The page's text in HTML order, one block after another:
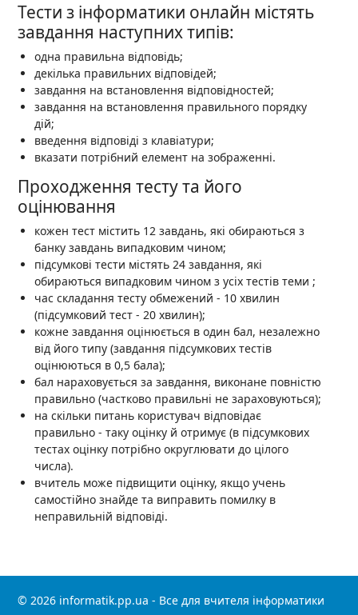
Тести з інформатики онлайн містять
завдання наступних типів:
одна правильна відповідь;
декілька правильних відповідей;
завдання на встановлення відповідностей;
завдання на встановлення правильного порядку
дій;
введення відповіді з клавіатури;
вказати потрібний елемент на зображенні.
Проходження тесту та його
оцінювання
кожен тест містить 12 завдань, які обираються з
банку завдань випадковим чином;
підсумкові тести містять 24 завдання, які
обираються випадковим чином з усіх тестів теми ;
час складання тесту обмежений - 10 хвилин
(підсумковий тест - 20 хвилин);
кожне завдання оцінюється в один бал, незалежно
від його типу (завдання підсумкових тестів
оцінюються в 0,5 бала);
бал нараховується за завдання, виконане повністю
правильно (частково правильні не зараховуються);
на скільки питань користувач відповідає
правильно - таку оцінку й отримує (в підсумкових
тестах оцінку потрібно округлювати до цілого
числа).
вчитель може підвищити оцінку, якщо учень
самостійно знайде та виправить помилку в
неправильній відповіді.
© 2026 informatik.pp.ua - Все для вчителя інформатики